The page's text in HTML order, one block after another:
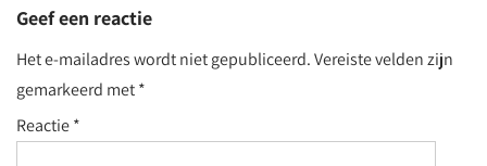
Geef een reactie
Het e-mailadres wordt niet gepubliceerd.Vereiste velden zijn
gemarkeerd met*
Reactie*